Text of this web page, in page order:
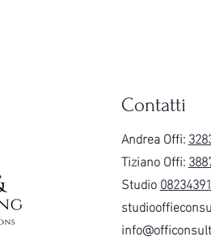
Contatti
Andrea Offi:
Tiziano Offi:
Studio